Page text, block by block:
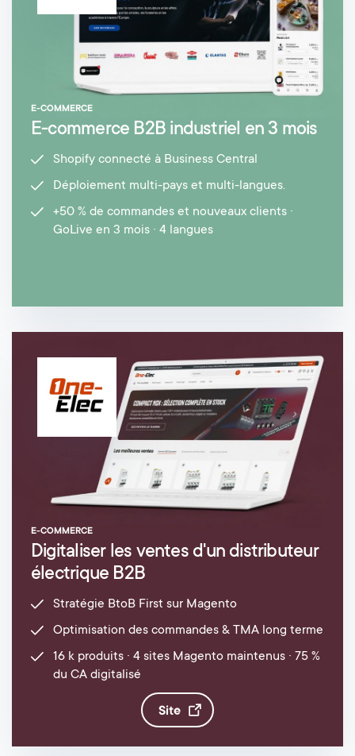
E-COMMERCE
E-commerce B2B industriel en 3 mois
Shopify connecté à Business Central
Déploiement multi-pays et multi-langues.
+50 % de commandes et nouveaux clients ·
GoLive en 3 mois · 4 langues
E-COMMERCE
Digitaliser les ventes d'un distributeur
électrique B2B
Stratégie BtoB First sur Magento
Optimisation des commandes & TMA long terme
16 k produits · 4 sites Magento maintenus · 75 %
du CA digitalisé
site